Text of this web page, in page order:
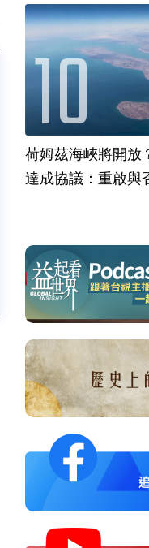
荷姆茲海峽將開放
達成協議：重啟與